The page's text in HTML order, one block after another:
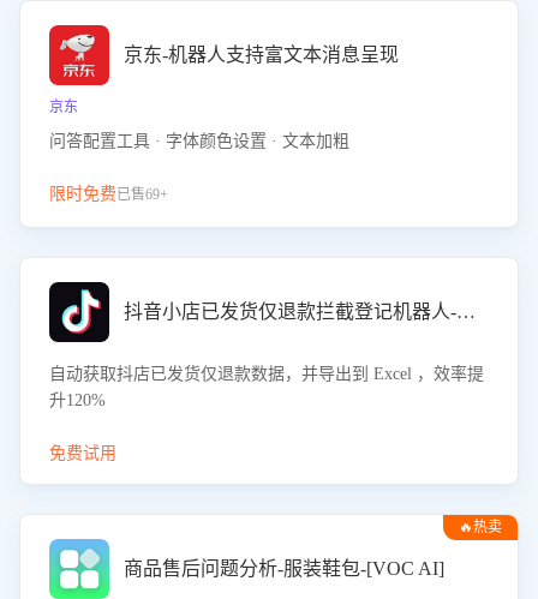
京东-机器人支持富文本消息呈现
京东
问答配置工具 · 字体颜色设置 · 文本加粗
限时免费已售69+
抖音小店已发货仅退款拦截登记机器人-八爪鱼
自动获取抖店已发货仅退款数据，并导出到 Excel ，效率提
升120%
免费试用
🔥热卖
商品售后问题分析-服装鞋包-[VOC AI]